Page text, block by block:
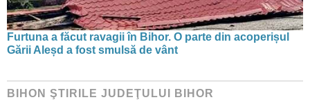
Furtuna a făcut ravagii în Bihor. O parte din acoperișul
Gării Aleșd a fost smulsă de vânt
BIHON ŞTIRILE JUDEŢULUI BIHOR